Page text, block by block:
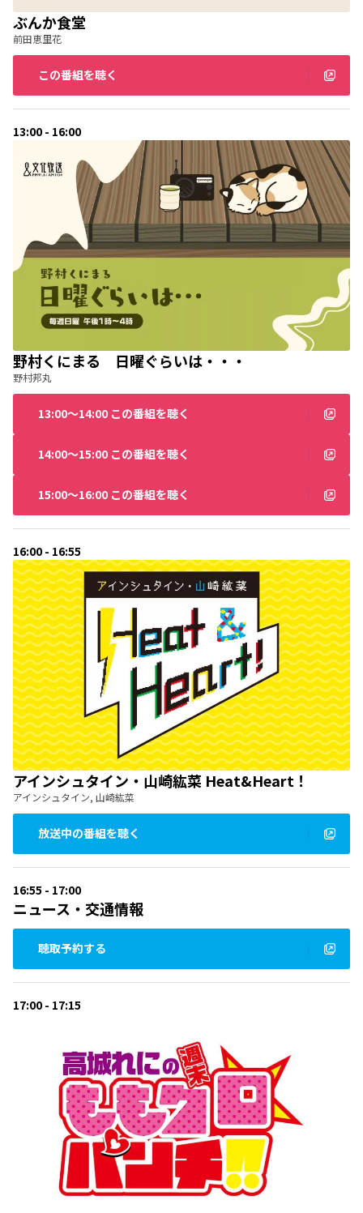
ぶんか食堂
前田恵里花
この番組を聴く
13:00 - 16:00
野村くにまる 日曜ぐらいは・・・
野村邦丸
13:00〜14:00 この番組を聴く
14:00〜15:00 この番組を聴く
15:00〜16:00 この番組を聴く
16:00 - 16:55
アインシュタイン・山崎紘菜 Heat&Heart！
アインシュタイン, 山崎紘菜
放送中の番組を聴く
16:55 - 17:00
ニュース・交通情報
聴取予約する
17:00 - 17:15